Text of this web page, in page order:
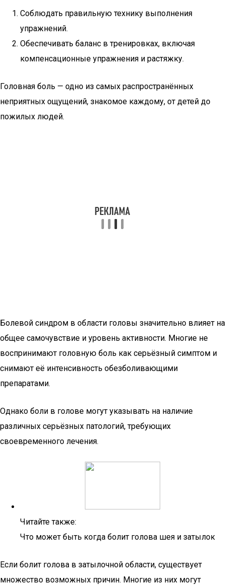
Соблюдать правильную технику выполнения
упражнений.
Обеспечивать баланс в тренировках, включая
компенсационные упражнения и растяжку.
Головная боль — одно из самых распространённых
неприятных ощущений, знакомое каждому, от детей до
пожилых людей.
Болевой синдром в области головы значительно влияет на
общее самочувствие и уровень активности. Многие не
воспринимают головную боль как серьёзный симптом и
снимают её интенсивность обезболивающими
препаратами.
Однако боли в голове могут указывать на наличие
различных серьёзных патологий, требующих
своевременного лечения.
Читайте также:
Что может быть когда болит голова шея и затылок
Если болит голова в затылочной области, существует
множество возможных причин. Многие из них могут